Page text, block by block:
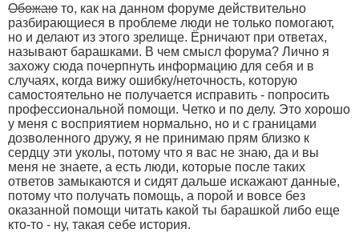
Обожаю то, как на данном форуме действительно
разбирающиеся в проблеме люди не только помогают,
но и делают из этого зрелище. Ёрничают при ответах,
называют барашками. В чем смысл форума? Лично я
захожу сюда почерпнуть информацию для себя и в
случаях, когда вижу ошибку/неточность, которую
самостоятельно не получается исправить - попросить
профессиональной помощи. Четко и по делу. Это хорошо
у меня с восприятием нормально, но и с границами
дозволенного дружу, я не принимаю прям близко к
сердцу эти уколы, потому что я вас не знаю, да и вы
меня не знаете, а есть люди, которые после таких
ответов замыкаются и сидят дальше искажают данные,
потому что получать помощь, а порой и вовсе без
оказанной помощи читать какой ты барашкой либо еще
кто-то - ну, такая себе история.